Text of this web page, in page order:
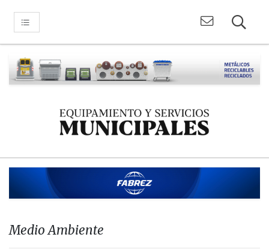
Medio Ambiente